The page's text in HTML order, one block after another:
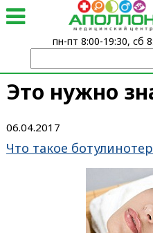
Это нужно
06.04.2017
Что такое
пн-пт 8:00-19:30, сб